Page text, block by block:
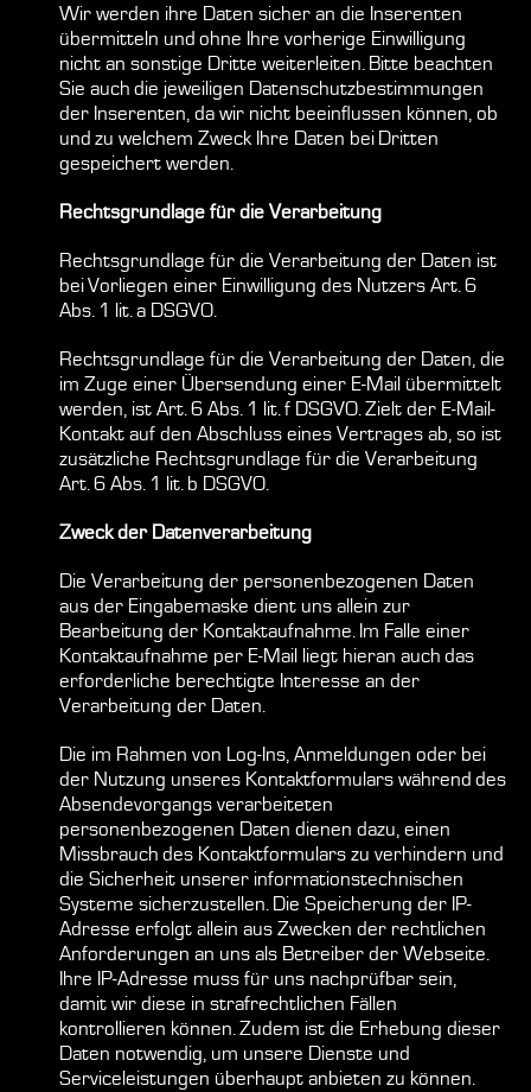
Wir werden ihre Daten sicher an die Inserenten
übermitteln und ohne Ihre vorherige Einwilligung
nicht an sonstige Dritte weiterleiten. Bitte beachten
Sie auch die jeweiligen Datenschutzbestimmungen
der Inserenten, da wir nicht beeinflussen können, ob
und zu welchem Zweck Ihre Daten bei Dritten
gespeichert werden.
Rechtsgrundlage für die Verarbeitung
Rechtsgrundlage für die Verarbeitung der Daten ist
bei Vorliegen einer Einwilligung des Nutzers Art. 6
Abs. 1 lit. a DSGVO.
Rechtsgrundlage für die Verarbeitung der Daten, die
im Zuge einer Übersendung einer E-Mail übermittelt
werden, ist Art. 6 Abs. 1 lit. f DSGVO. Zielt der E-Mail-
Kontakt auf den Abschluss eines Vertrages ab, so ist
zusätzliche Rechtsgrundlage für die Verarbeitung
Art. 6 Abs. 1 lit. b DSGVO.
Zweck der Datenverarbeitung
Die Verarbeitung der personenbezogenen Daten
aus der Eingabemaske dient uns allein zur
Bearbeitung der Kontaktaufnahme. Im Falle einer
Kontaktaufnahme per E-Mail liegt hieran auch das
erforderliche berechtigte Interesse an der
Verarbeitung der Daten.
Die im Rahmen von Log-Ins, Anmeldungen oder bei
der Nutzung unseres Kontaktformulars während des
Absendevorgangs verarbeiteten
personenbezogenen Daten dienen dazu, einen
Missbrauch des Kontaktformulars zu verhindern und
die Sicherheit unserer informationstechnischen
Systeme sicherzustellen. Die Speicherung der IP-
Adresse erfolgt allein aus Zwecken der rechtlichen
Anforderungen an uns als Betreiber der Webseite.
Ihre IP-Adresse muss für uns nachprüfbar sein,
damit wir diese in strafrechtlichen Fällen
kontrollieren können. Zudem ist die Erhebung dieser
Daten notwendig, um unsere Dienste und
Serviceleistungen überhaupt anbieten zu können.